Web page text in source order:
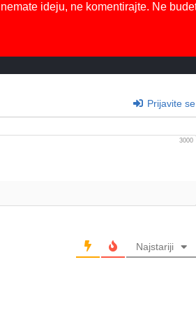
ideju, ne komentirajte. Ne
Prijavite se
3000
Najstariji